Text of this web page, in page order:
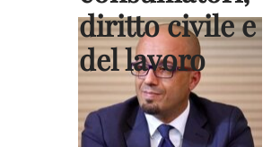
diritto civile e
del lavoro